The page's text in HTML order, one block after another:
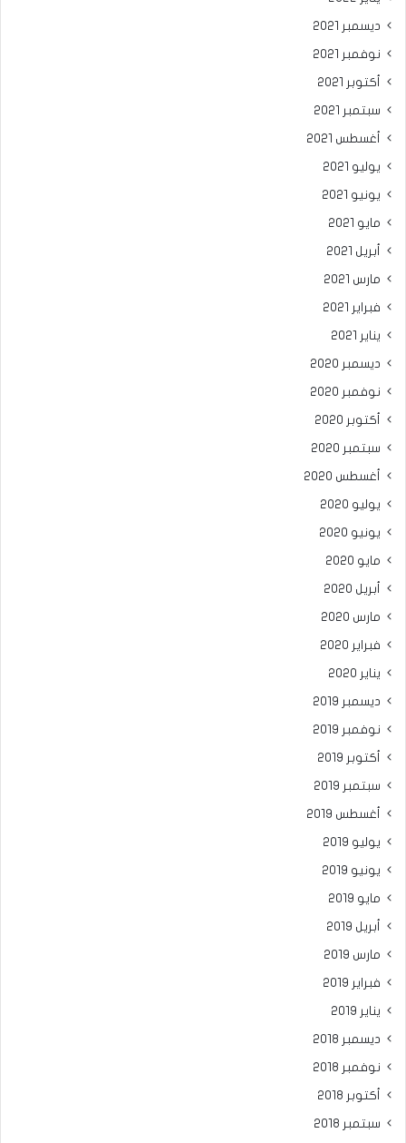
ديسمبر 2021
نوفمبر 2021
أكتوبر 2021
سبتمبر 2021
أغسطس 2021
يوليو 2021
يونيو 2021
مايو 2021
أبريل 2021
مارس 2021
فبراير 2021
يناير 2021
ديسمبر 2020
نوفمبر 2020
أكتوبر 2020
سبتمبر 2020
أغسطس 2020
يوليو 2020
يونيو 2020
مايو 2020
أبريل 2020
مارس 2020
فبراير 2020
يناير 2020
ديسمبر 2019
نوفمبر 2019
أكتوبر 2019
سبتمبر 2019
أغسطس 2019
يوليو 2019
يونيو 2019
مايو 2019
أبريل 2019
مارس 2019
فبراير 2019
يناير 2019
ديسمبر 2018
نوفمبر 2018
أكتوبر 2018
سبتمبر 2018